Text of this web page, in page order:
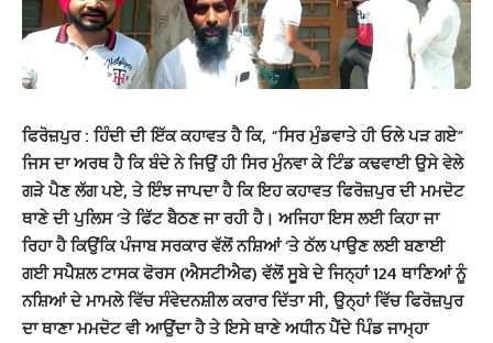
ਫਿਰੋਜ਼ਪੁਰ : ਹਿੰਦੀ ਦੀ ਇੱਕ ਕਹਾਵਤ ਹੈ ਕਿ, “ਸਿਰ ਮੁੰਡਵਾਤੇ ਹੀ ਓਲੇ ਪੜ ਗਏ”
ਜਿਸ ਦਾ ਅਰਥ ਹੈ ਕਿ ਬੰਦੇ ਨੇ ਜਿਉਂ ਹੀ ਸਿਰ ਮੁੰਨਵਾ ਕੇ ਟਿੰਡ ਕਢਵਾਈ ਉਸੇ ਵੇਲੇ
ਗੜੇ ਪੈਣ ਲੱਗ ਪਏ, ਤੇ ਇੰਝ ਜਾਪਦਾ ਹੈ ਕਿ ਇਹ ਕਹਾਵਤ ਫਿਰੋਜ਼ਪੁਰ ਦੀ ਮਮਦੋਟ
ਥਾਣੇ ਦੀ ਪੁਲਿਸ ‘ਤੇ ਫਿੱਟ ਬੈਠਣ ਜਾ ਰਹੀ ਹੈ। ਅਜਿਹਾ ਇਸ ਲਈ ਕਿਹਾ ਜਾ
ਰਿਹਾ ਹੈ ਕਿਉਂਕਿ ਪੰਜਾਬ ਸਰਕਾਰ ਵੱਲੋਂ ਨਸ਼ਿਆਂ ‘ਤੇ ਠੱਲ ਪਾਉਣ ਲਈ ਬਣਾਈ
ਗਈ ਸਪੈਸ਼ਲ ਟਾਸਕ ਫੋਰਸ (ਐਸਟੀਐਫ) ਵੱਲੋਂ ਸੂਬੇ ਦੇ ਜਿਨ੍ਹਾਂ 124 ਥਾਣਿਆਂ ਨੂੰ
ਨਸ਼ਿਆਂ ਦੇ ਮਾਮਲੇ ਵਿੱਚ ਸੰਵੇਦਨਸ਼ੀਲ ਕਰਾਰ ਦਿੱਤਾ ਸੀ, ਉਨ੍ਹਾਂ ਵਿੱਚ ਫਿਰੋਜ਼ਪੁਰ
ਦਾ ਥਾਣਾ ਮਮਦੋਟ ਵੀ ਆਉਂਦਾ ਹੈ ਤੇ ਇਸੇ ਥਾਣੇ ਅਧੀਨ ਪੈਂਦੇ ਪਿੰਡ ਜਾਮ੍ਹਾ